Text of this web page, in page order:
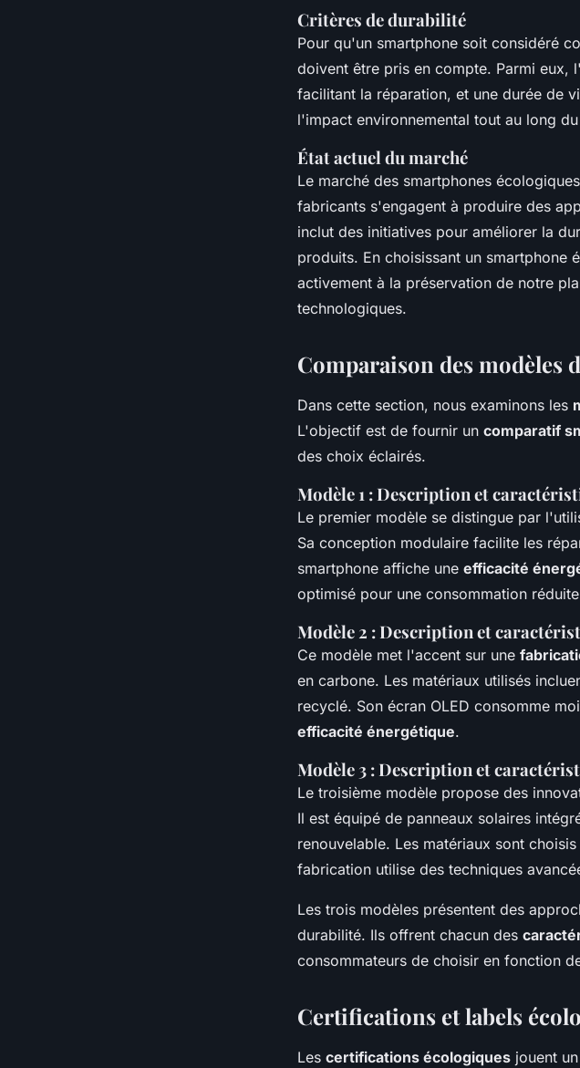
Critères de durabilité
Pour qu'un smartphone soit considéré
doivent être pris en compte. Parmi eux,
facilitant la réparation, et une durée de
l'impact environnemental tout au long
État actuel du marché
Le marché des smartphones
fabricants s'engagent à produire des
inclut des initiatives pour améliorer la
produits. En choisissant un smartphone
activement à la préservation de notre
technologiques.
Comparaison des modèles
Dans cette section, nous examinons les
L'objectif est de fournir un comparatif
des choix éclairés.
Modèle 1 : Description et
Le premier modèle se distingue par
Sa conception modulaire facilite les
smartphone affiche une efficacité
optimisé pour une consommation
Modèle 2 : Description et
Ce modèle met l'accent sur une
en carbone. Les matériaux utilisés
recyclé. Son écran OLED consomme
efficacité énergétique.
Modèle 3 : Description et
Le troisième modèle propose des
Il est équipé de panneaux solaires
renouvelable. Les matériaux sont
fabrication utilise des techniques
Les trois modèles présentent des
durabilité. Ils offrent chacun des
consommateurs de choisir en fonction
Certifications et labels
Les certifications écologiques jouent